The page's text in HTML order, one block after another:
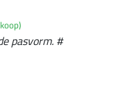
pasvorm. #